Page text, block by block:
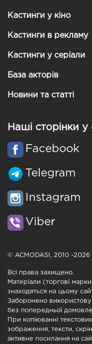
Кастинги у кіно
Кастинги в рекламу
Кастинги у серіали
База акторів
Новини та статті
Наші сторінки
Facebook
Telegram
Instagram
Viber
© ACMODASI, 2010 -2026
Всі права захищено.
Матеріали (торгові
знаходяться на цьому
Заборонено
без попередньої
При копіюванні
зображення, тексти,
активне посилання на